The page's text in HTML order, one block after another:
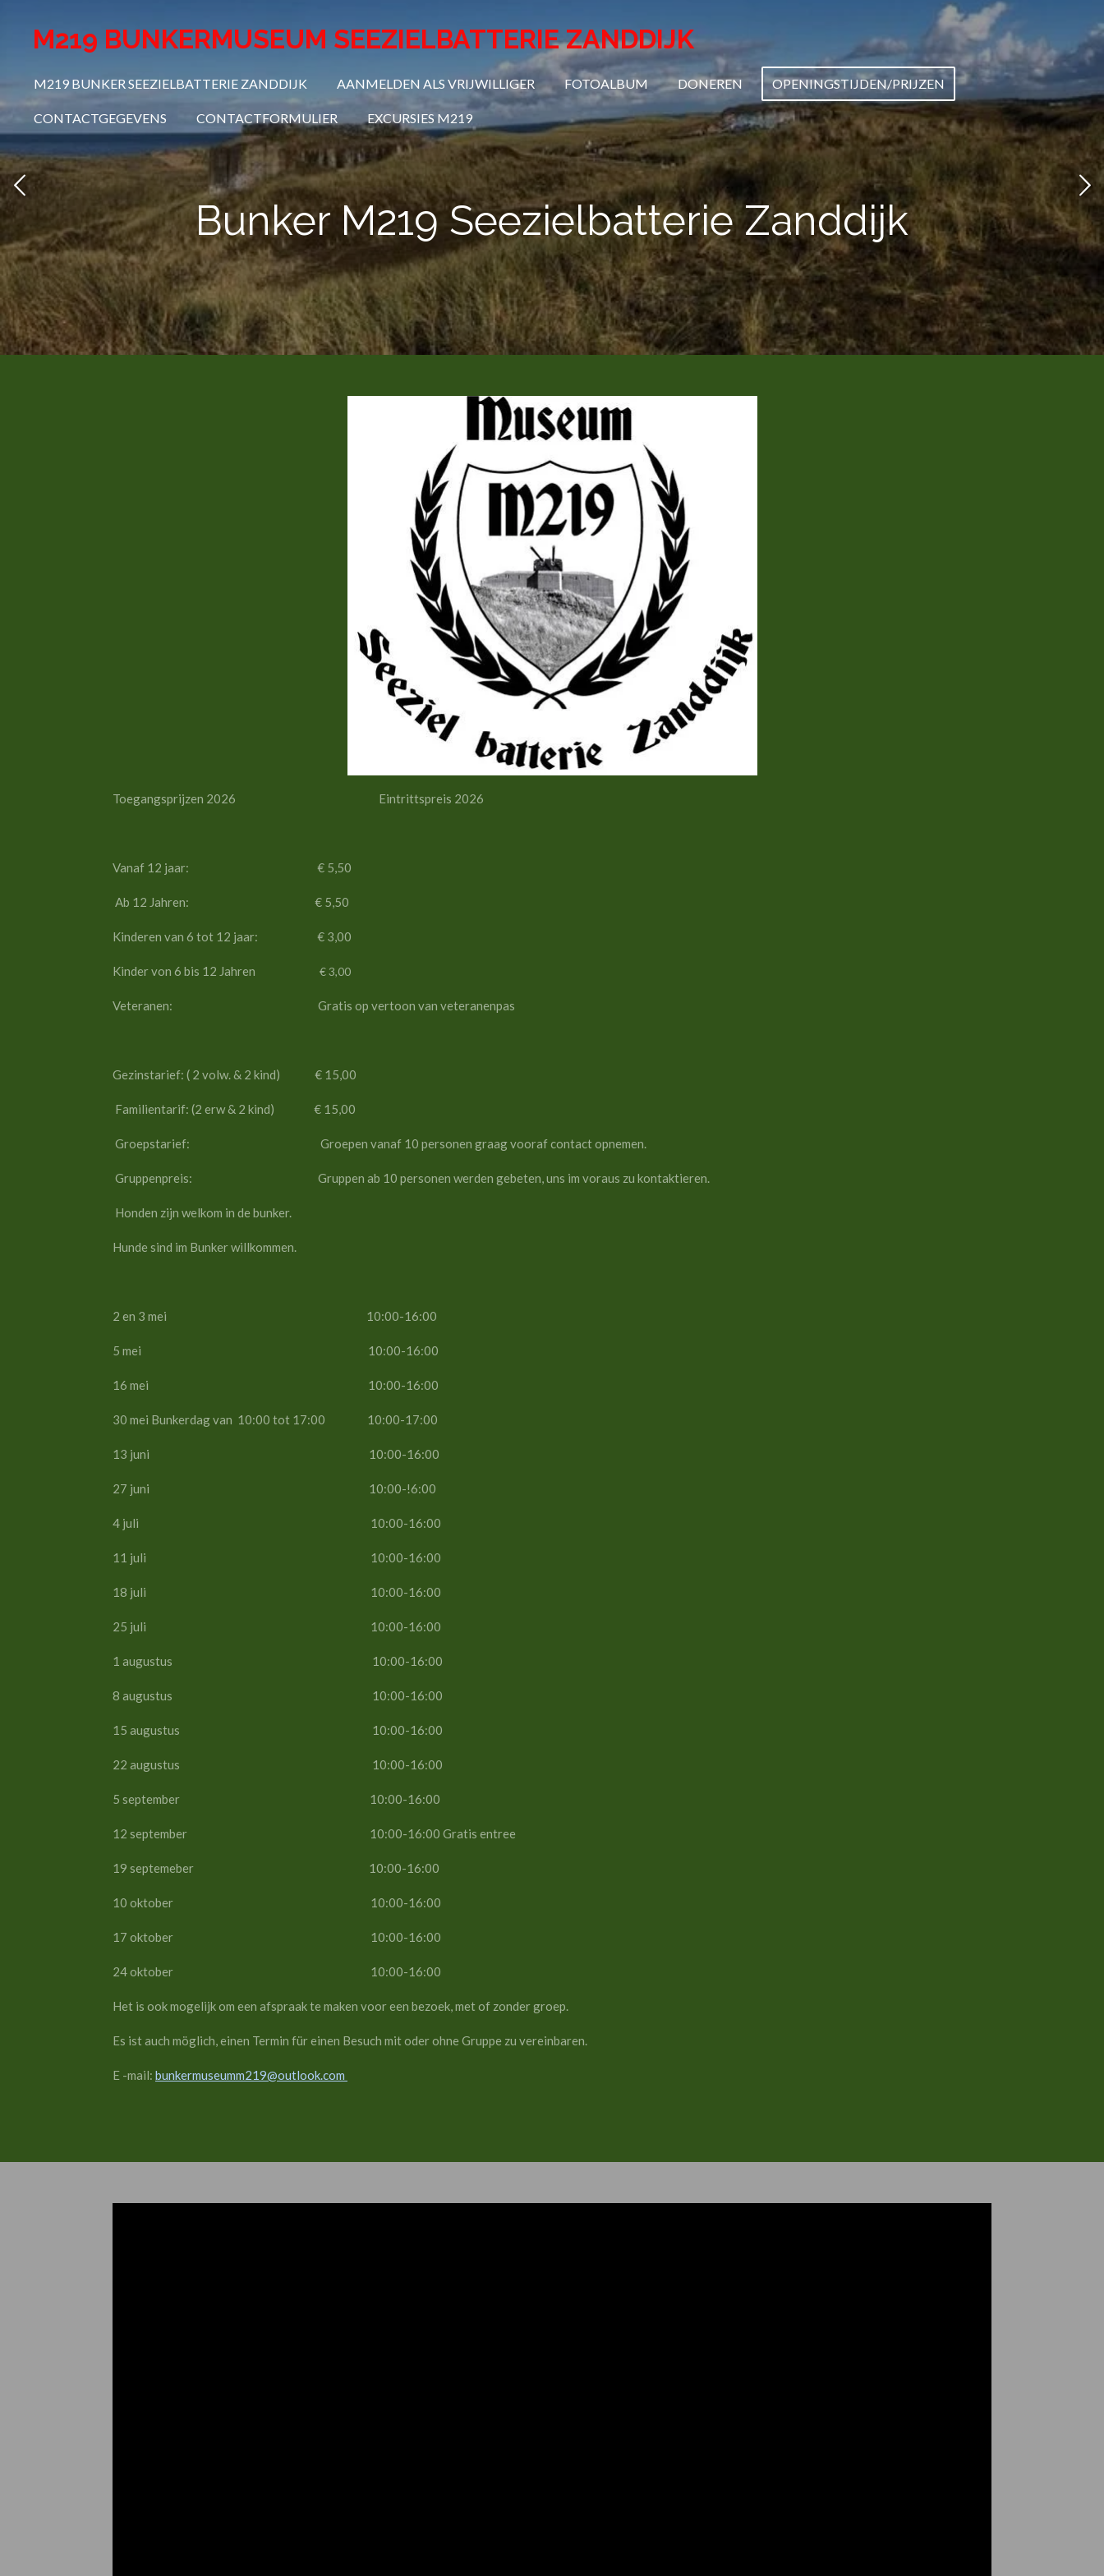
direct
hoofdinhoud
M219 BUNKERMUSEUM SEEZIELBATTERIE ZANDDIJK
M219 BUNKER SEEZIELBATTERIE ZANDDIJK AANMELDEN ALS VRIJWILLIGER FOTOALBUM DONEREN OPENINGSTIJDEN/PRIJZEN
CONTACTGEGEVENS CONTACTFORMULIER EXCURSIES M219
Bunker M219 Seezielbatterie Zanddijk
Toegangsprijzen 2026 Eintrittspreis 2026
Vanaf 12 jaar: € 5,50
Ab 12 Jahren: € 5,50
Kinderen van 6 tot 12 jaar: € 3,00
Kinder von 6 bis 12 Jahren € 3,00
Veteranen: Gratis op vertoon van veteranenpas
Gezinstarief: ( 2 volw. & 2 kind) € 15,00
Familientarif: (2 erw & 2 kind) € 15,00
Groepstarief: Groepen vanaf 10 personen graag vooraf contact opnemen.
Gruppenpreis: Gruppen ab 10 personen werden gebeten, uns im voraus zu kontaktieren.
Honden zijn welkom in de bunker.
Hunde sind im Bunker willkommen.
2 en 3 mei 10:00-16:00
5 mei 10:00-16:00
16 mei 10:00-16:00
30 mei Bunkerdag van 10:00 tot 17:00 10:00-17:00
13 juni 10:00-16:00
27 juni 10:00-!6:00
4 juli 10:00-16:00
11 juli 10:00-16:00
18 juli 10:00-16:00
25 juli 10:00-16:00
1 augustus 10:00-16:00
8 augustus 10:00-16:00
15 augustus 10:00-16:00
22 augustus 10:00-16:00
5 september 10:00-16:00
12 september 10:00-16:00 Gratis entree
19 septemeber 10:00-16:00
10 oktober 10:00-16:00
17 oktober 10:00-16:00
24 oktober 10:00-16:00
Het is ook mogelijk om een ​​afspraak te maken voor een bezoek, met of zonder groep.
Es ist auch möglich, einen Termin für einen Besuch mit oder ohne Gruppe zu vereinbaren.
E -mail: bunkermuseumm219@outlook.com